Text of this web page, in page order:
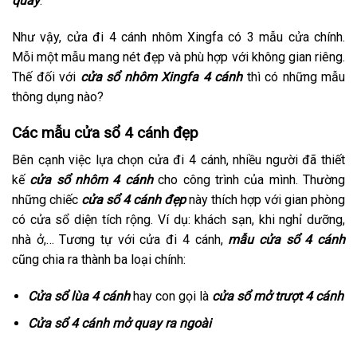
Như vậy, cửa đi 4 cánh nhôm Xingfa có 3 mẫu cửa chính.
Mỗi một mẫu mang nét đẹp và phù hợp với không gian riêng.
Thế đối với cửa sổ nhôm Xingfa 4 cánhthì có những mẫu
thông dụng nào?
Các mẫu cửa sổ 4 cánh đẹp
Bên cạnh việc lựa chọn cửa đi 4 cánh, nhiều người đã thiết
kế cửa sổ nhôm 4 cánhcho công trình của mình. Thường
những chiếc cửa sổ 4 cánh đẹpnày thích hợp với gian phòng
có cửa sổ diện tích rộng. Ví dụ: khách sạn, khi nghỉ dưỡng,
nhà ở,… Tương tự với cửa đi 4 cánh, mẫu cửa sổ 4 cánh
cũng chia ra thành ba loại chính:
Cửa sổ lùa 4 cánh hay con gọi là cửa sổ mở trượt 4 cánh
Cửa sổ 4 cánh mở quay ra ngoài